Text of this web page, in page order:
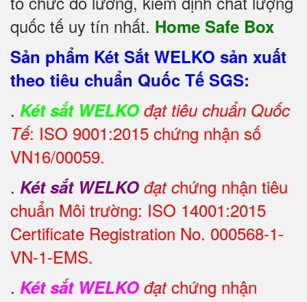
quốc tế uy tín nhất. Home Safe Box
Sản phẩm Két Sắt WELKO sản xuất
theo tiêu chuẩn Quốc Tế SGS:
. Két sắt WELKO đạt tiêu chuẩn Quốc
Tế: ISO 9001:2015 chứng nhận số
VN16/00059.
. Két sắt WELKO đạt chứng nhận tiêu
chuẩn Môi trường: ISO 14001:2015
Certificate Registration No. 000568-1-
VN-1-EMS.
. Két sắt WELKO đạtchứng nhận